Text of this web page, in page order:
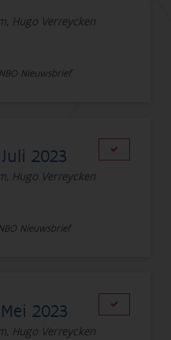
Hugo Verreycken
Nieuwsbrief
2023
Hugo Verreycken
Nieuwsbrief
2023
Hugo Verreycken